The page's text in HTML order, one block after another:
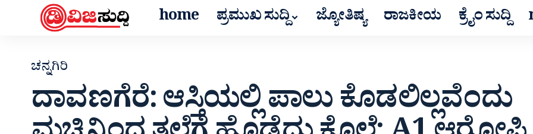
home ಪ್ರಮುಖ ಸುದ್ದಿ ಜ್ಯೋತಿಷ್ಯ ರಾಜಕೀಯ ಕ್ರೈಂ ಸುದ್ದಿ
ಚನ್ನಗಿರಿ
ದಾವಣಗೆರೆ: ಆಸ್ತಿಯಲ್ಲಿ ಪಾಲು ಕೊಡಲಿಲ್ಲವೆಂದು